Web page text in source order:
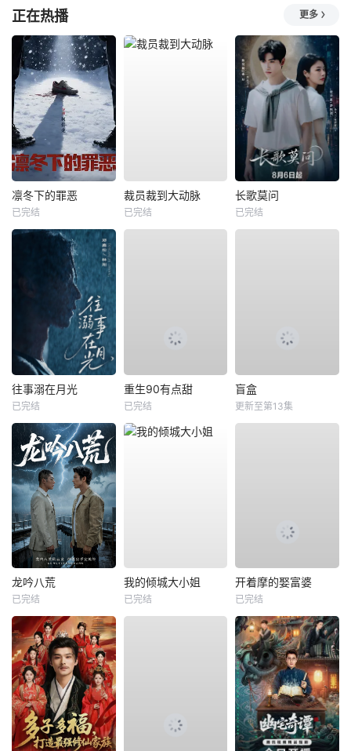
正在热播 更多
凛冬下的罪恶
已完结
裁员裁到大动脉
已完结
长歌莫问
已完结
往事溺在月光
已完结
重生90有点甜
已完结
盲盒
更新至第13集
龙吟八荒
已完结
我的倾城大小姐
已完结
开着摩的娶富婆
已完结